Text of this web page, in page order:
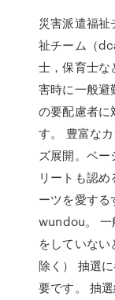
災害派遣福
祉チーム（
士，保育士な
害時に一般避
の要配慮者に
す。 豊富な
ズ展開。ベー
リートも認
ーツを愛する
wundou。 一
をしていな
除く） 抽選
要です。 抽